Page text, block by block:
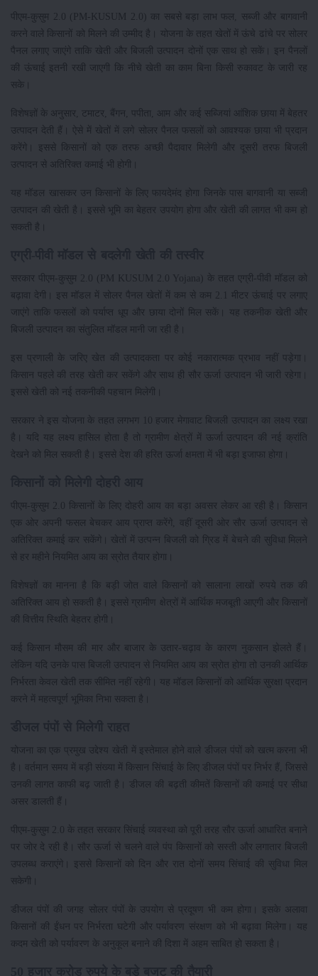
पीएम-कुसुम 2.0 (PM-KUSUM 2.0) का सबसे बड़ा लाभ फल, सब्जी और बागवानी
करने वाले किसानों को मिलने की उम्मीद है। योजना के तहत खेतों में ऊंचे ढांचे पर सोलर
पैनल लगाए जाएंगे ताकि खेती और बिजली उत्पादन दोनों एक साथ हो सकें। इन पैनलों
की ऊंचाई इतनी रखी जाएगी कि नीचे खेती का काम बिना किसी रुकावट के जारी रह
सके।
विशेषज्ञों के अनुसार, टमाटर, बैंगन, पपीता, आम और कई सब्जियां आंशिक छाया में बेहतर
उत्पादन देती हैं। ऐसे में खेतों में लगे सोलर पैनल फसलों को आवश्यक छाया भी प्रदान
करेंगे। इससे किसानों को एक तरफ अच्छी पैदावार मिलेगी और दूसरी तरफ बिजली
उत्पादन से अतिरिक्त कमाई भी होगी।
यह मॉडल खासकर उन किसानों के लिए फायदेमंद होगा जिनके पास बागवानी या सब्जी
उत्पादन की खेती है। इससे भूमि का बेहतर उपयोग होगा और खेती की लागत भी कम हो
सकती है।
सरकार पीएम-कुसुम 2.0 (PM KUSUM 2.0 Yojana) के तहत एग्री-पीवी मॉडल को
बढ़ावा देगी। इस मॉडल में सोलर पैनल खेतों में कम से कम 2.1 मीटर ऊंचाई पर लगाए
जाएंगे ताकि फसलों को पर्याप्त धूप और छाया दोनों मिल सकें। यह तकनीक खेती और
बिजली उत्पादन का संतुलित मॉडल मानी जा रही है।
इस प्रणाली के जरिए खेत की उत्पादकता पर कोई नकारात्मक प्रभाव नहीं पड़ेगा।
किसान पहले की तरह खेती कर सकेंगे और साथ ही सौर ऊर्जा उत्पादन भी जारी रहेगा।
इससे खेती को नई तकनीकी पहचान मिलेगी।
सरकार ने इस योजना के तहत लगभग 10 हजार मेगावाट बिजली उत्पादन का लक्ष्य रखा
है। यदि यह लक्ष्य हासिल होता है तो ग्रामीण क्षेत्रों में ऊर्जा उत्पादन की नई क्रांति
देखने को मिल सकती है। इससे देश की हरित ऊर्जा क्षमता में भी बड़ा इजाफा होगा।
पीएम-कुसुम 2.0 किसानों के लिए दोहरी आय का बड़ा अवसर लेकर आ रही है। किसान
एक ओर अपनी फसल बेचकर आय प्राप्त करेंगे, वहीं दूसरी ओर सौर ऊर्जा उत्पादन से
अतिरिक्त कमाई कर सकेंगे। खेतों में उत्पन्न बिजली को ग्रिड में बेचने की सुविधा मिलने
से हर महीने नियमित आय का स्रोत तैयार होगा।
विशेषज्ञों का मानना है कि बड़ी जोत वाले किसानों को सालाना लाखों रुपये तक की
अतिरिक्त आय हो सकती है। इससे ग्रामीण क्षेत्रों में आर्थिक मजबूती आएगी और किसानों
की वित्तीय स्थिति बेहतर होगी।
कई किसान मौसम की मार और बाजार के उतार-चढ़ाव के कारण नुकसान झेलते हैं।
लेकिन यदि उनके पास बिजली उत्पादन से नियमित आय का स्रोत होगा तो उनकी आर्थिक
निर्भरता केवल खेती तक सीमित नहीं रहेगी। यह मॉडल किसानों को आर्थिक सुरक्षा प्रदान
करने में महत्वपूर्ण भूमिका निभा सकता है।
योजना का एक प्रमुख उद्देश्य खेती में इस्तेमाल होने वाले डीजल पंपों को खत्म करना भी
है। वर्तमान समय में बड़ी संख्या में किसान सिंचाई के लिए डीजल पंपों पर निर्भर हैं, जिससे
उनकी लागत काफी बढ़ जाती है। डीजल की बढ़ती कीमतें किसानों की कमाई पर सीधा
असर डालती हैं।
पीएम-कुसुम 2.0 के तहत सरकार सिंचाई व्यवस्था को पूरी तरह सौर ऊर्जा आधारित बनाने
पर जोर दे रही है। सौर ऊर्जा से चलने वाले पंप किसानों को सस्ती और लगातार बिजली
उपलब्ध कराएंगे। इससे किसानों को दिन और रात दोनों समय सिंचाई की सुविधा मिल
सकेगी।
डीजल पंपों की जगह सोलर पंपों के उपयोग से प्रदूषण भी कम होगा। इसके अलावा
किसानों की ईंधन पर निर्भरता घटेगी और पर्यावरण संरक्षण को भी बढ़ावा मिलेगा। यह
कदम खेती को पर्यावरण के अनुकूल बनाने की दिशा में अहम साबित हो सकता है।